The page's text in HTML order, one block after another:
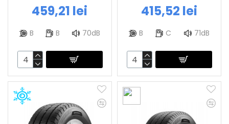
459,21 lei
B B 70dB
415,52 lei
B C 71dB